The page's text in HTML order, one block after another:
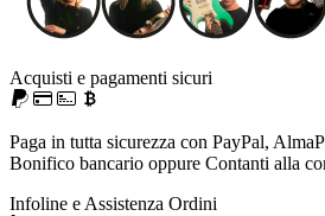
Acquisti e pagamenti sicuri
Paga in tutta sicurezza con PayPal,
Bonifico bancario oppure Contanti alla
Infoline e Assistenza Ordini